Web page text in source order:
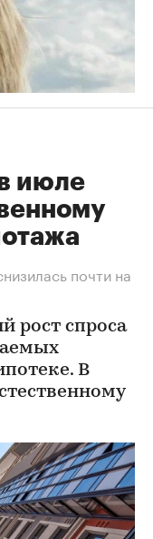
июле
почти на
рост спроса
В